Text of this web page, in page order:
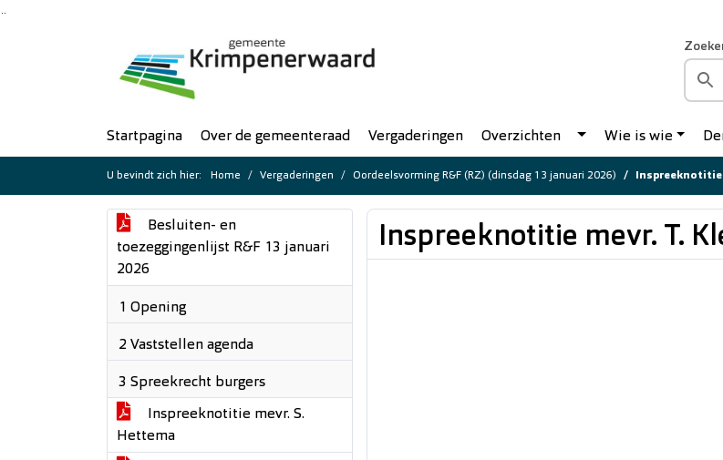
Startpagina Over de gemeenteraad Vergaderingen Overzichten Wie is wie
U bevindt zich hier: Home Vergaderingen Oordeelsvorming R&F (RZ) (dinsdag 13 januari 2026) Inspreeknotitie
Besluiten- en
toezeggingenlijst R&F 13 januari
2026
1 Opening
2 Vaststellen agenda
3 Spreekrecht burgers
Inspreeknotitie mevr. S.
Hettema
Inspreeknotitie mevr. T.